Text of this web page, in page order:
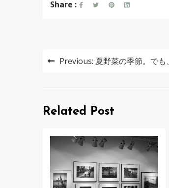
Share :
投
ビ
ー
ョ
Previous: 夏野菜の季節。でも、
Related Post